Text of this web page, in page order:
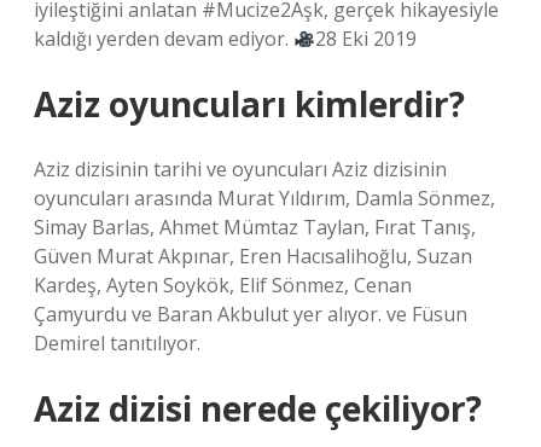
iyileştiğini anlatan #Mucize2Aşk, gerçek hikayesiyle
kaldığı yerden devam ediyor.
28 Eki 2019
Aziz oyuncuları kimlerdir?
Aziz dizisinin tarihi ve oyuncuları Aziz dizisinin
oyuncuları arasında Murat Yıldırım, Damla Sönmez,
Simay Barlas, Ahmet Mümtaz Taylan, Fırat Tanış,
Güven Murat Akpınar, Eren Hacısalihoğlu, Suzan
Kardeş, Ayten Soykök, Elif Sönmez, Cenan
Çamyurdu ve Baran Akbulut yer alıyor. ve Füsun
Demirel tanıtılıyor.
Aziz dizisi nerede çekiliyor?